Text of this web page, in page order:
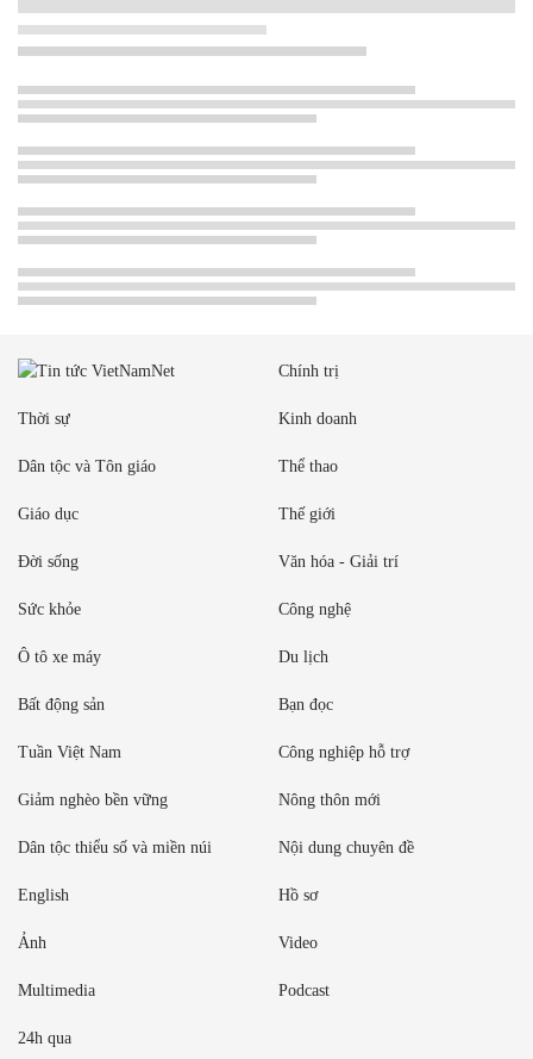
Chính trị
Thời sự Kinh doanh
Dân tộc và Tôn giáo Thể thao
Giáo dục Thế giới
Đời sống Văn hóa - Giải trí
Sức khỏe Công nghệ
Ô tô xe máy Du lịch
Bất động sản Bạn đọc
Tuần Việt Nam Công nghiệp hỗ trợ
Giảm nghèo bền vững Nông thôn mới
Dân tộc thiểu số và miền núi Nội dung chuyên đề
English Hồ sơ
Ảnh Video
Multimedia Podcast
24h qua